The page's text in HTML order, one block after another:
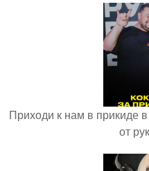
Приходи к нам в прикиде
от